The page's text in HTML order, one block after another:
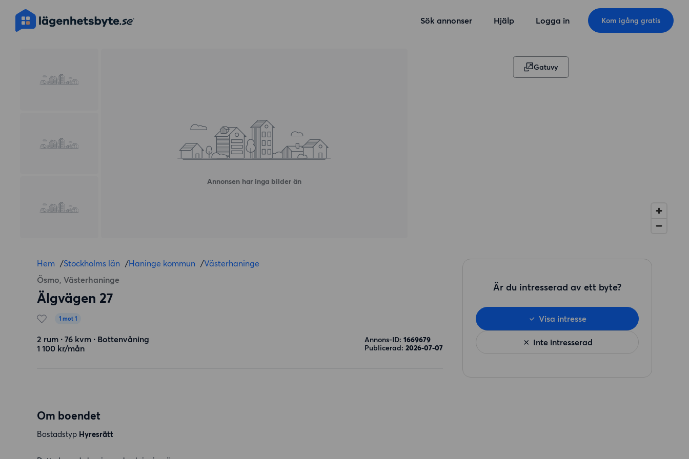
Sök annonser Hjälp Logga in Kom igång gratis
Annonsen har inga bilder än
Gatuvy
Hem /Stockholms län /Haninge kommun /Västerhaninge
Ösmo, Västerhaninge
Älgvägen 27
1 mot 1
2 rum ∙ 76 kvm ∙ Bottenvåning
1 100 kr/mån
Annons-ID: 1669679
Publicerad: 2026-07-07
Om boendet
Bostadstyp Hyresrätt
Är du intresserad av ett byte?
Inte intresserad
Visa intresse